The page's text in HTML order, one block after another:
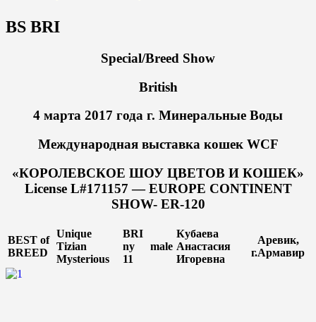
BS BRI
Special/Breed Show
British
4 марта 2017 года г. Минеральные Воды
Международная выставка кошек WCF
«КОРОЛЕВСКОЕ ШОУ ЦВЕТОВ И КОШЕК»
License L#171157 — EUROPE CONTINENT
SHOW- ER-120
BEST of
BREED
Unique
Tizian
Mysterious
BRI
ny
11
male
Кубаева
Анастасия
Игоревна
Аревик,
г.Армавир